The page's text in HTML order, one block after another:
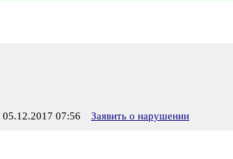
05.12.2017 07:56 Заявить о нарушении